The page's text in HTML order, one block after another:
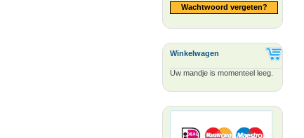
Wachtwoord vergeten?
Winkelwagen
Uw mandje is momenteel leeg.